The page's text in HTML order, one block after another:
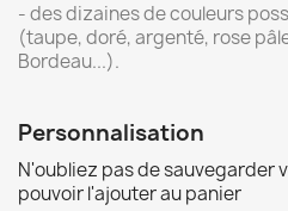
- des dizaines de couleurs
(taupe, doré, argenté, rose
Bordeau...).
Personnalisation
N'oubliez pas de sauvegarder
pouvoir l'ajouter au panier